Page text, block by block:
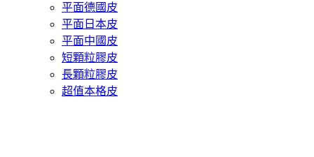
平面德國皮
平面日本皮
平面中國皮
短顆粒膠皮
長顆粒膠皮
超值本格皮